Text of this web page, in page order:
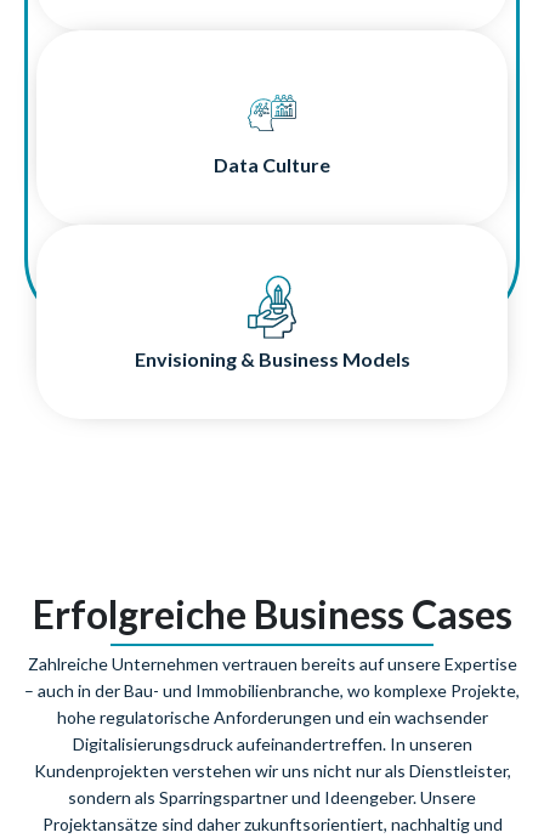
Data Culture
Maximale Datenkompetenz für Ihre Teams:
Eine lebendige Datenkultur schafft Innovation, Vertrauen
Envisioning & Business Models
Entdecken Sie Ihr Potenzial für datengetriebene Innovation
und neue Geschäftsmodelle - genau da, wo Daten,
zusammenkommen.
Erfolgreiche Business Cases
Zahlreiche Unternehmen vertrauen bereits auf unsere Expertise
– auch in der Bau- und Immobilienbranche, wo komplexe Projekte,
hohe regulatorische Anforderungen und ein wachsender
Digitalisierungsdruck aufeinandertreffen. In unseren
Kundenprojekten verstehen wir uns nicht nur als Dienstleister,
sondern als Sparringspartner und Ideengeber. Unsere
Projektansätze sind daher zukunftsorientiert, nachhaltig und